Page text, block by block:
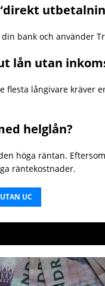
bank och använder
lån utan
flesta långivare kräver
helglån?
höga räntan.
räntekostnader.
UTAN UC